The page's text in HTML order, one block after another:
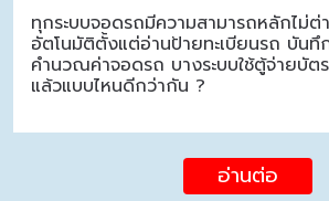
ทุกระบบจอดรถมีความสามารถหลักไม่
อัตโนมัติตั้งแต่อ่านป้ายทะเบียนรถ บันทึ
คำนวณค่าจอดรถ บางระบบใช้ตู้จ่ายบัตร
แล้วแบบไหนดีกว่ากัน ?
อ่านต่อ